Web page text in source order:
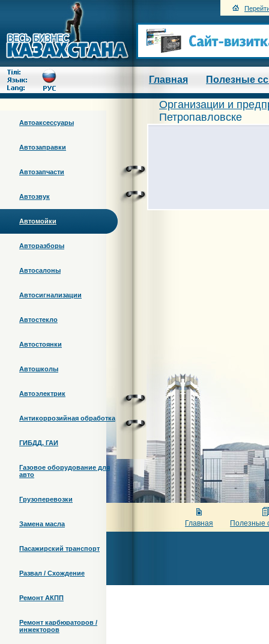
Главная Полезные
Автоаксессуары
Автозаправки
Автозапчасти
Автозвук
Автомойки
Авторазборы
Автосалоны
Автосигнализации
Автостекло
Автостоянки
Автошколы
Автоэлектрик
Антикоррозийная обработка
ГИБДД, ГАИ
Газовое оборудование для
авто
Грузоперевозки
Замена масла
Пасажирский транспорт
Развал / Схождение
Ремонт АКПП
Ремонт карбюраторов /
инжекторов
Организации и
Петропавловске
Главная Полезные